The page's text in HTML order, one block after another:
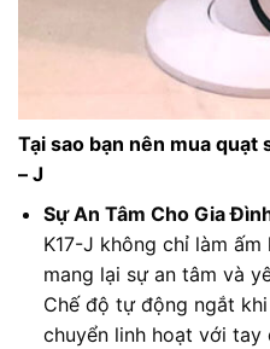
Tại sao bạn nên mua quạt
– J
Sự An Tâm Cho Gia
K17-J không chỉ làm
mang lại sự an tâm và
Chế độ tự động ngắt
chuyển linh hoạt với tay